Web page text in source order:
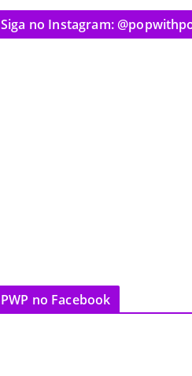
Siga no Instagram:
PWP no Facebook